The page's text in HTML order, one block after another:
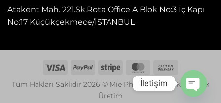
Atakent Mah. 221.Sk.Rota Office A Blok No:3 İç Kapı
No:17 Küçükçekmece/İSTANBUL
Visa PayPal Stripe MasterCard
On
Delivery
Tüm Hakları Saklıdır 2026 © Mie Pharma Fason Kozmetik
Üretim
İletişim